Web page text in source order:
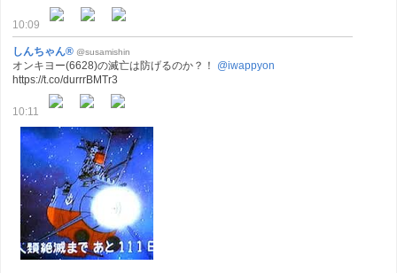
10:09
しんちゃん® @susamishin
オンキヨー(6628)の滅亡は防げるのか？！ @iwappyon
https://t.co/durrrBMTr3
10:11